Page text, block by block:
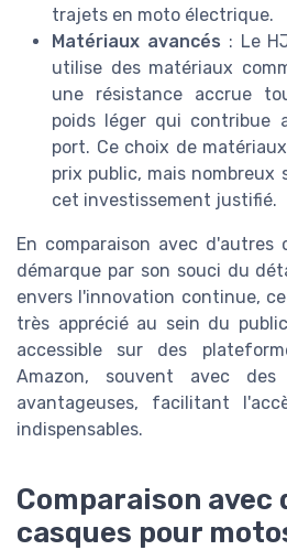
trajets en moto électrique.
Matériaux avancés : Le
utilise des matériaux
une résistance accrue
poids léger qui contribue
port. Ce choix de
prix public, mais
cet investissement justifié.
En comparaison avec d'autres
démarque par son souci du
envers l'innovation continue,
très apprécié au sein du
accessible sur des
Amazon, souvent avec
avantageuses, facilitant
indispensables.
Comparaison avec
casques pour